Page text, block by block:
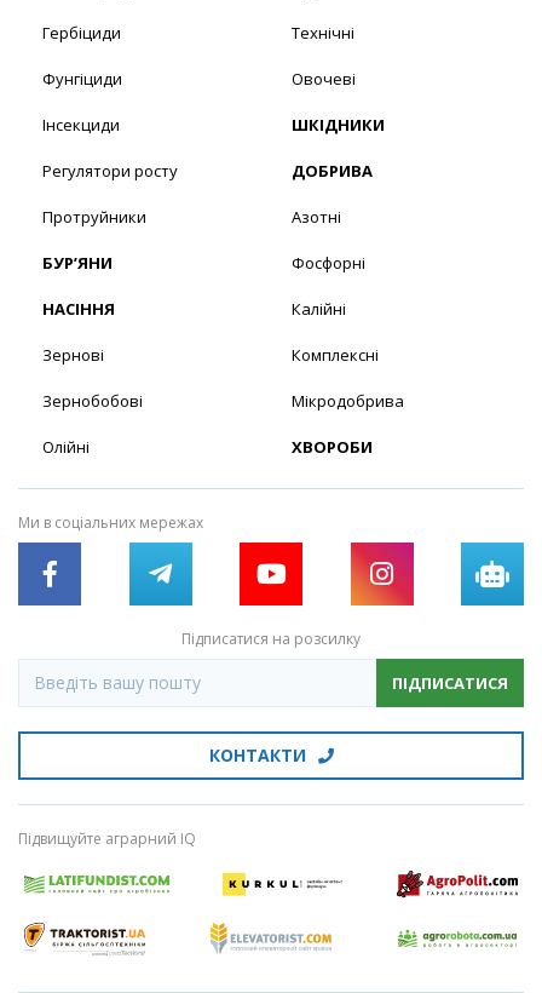
Гербіциди
Фунгіциди
Інсекциди
Регулятори росту
Протруйники
БУР’ЯНИ
НАСІННЯ
Зернові
Зернобобові
Олійні
Технічні
Овочеві
ШКІДНИКИ
ДОБРИВА
Азотні
Фосфорні
Калійні
Комплексні
Мікродобрива
ХВОРОБИ
Ми в соціальних мережах
Підписатися на розсилку
ПІДПИСАТИСЯ
КОНТАКТИ
Підвищуйте аграрний IQ